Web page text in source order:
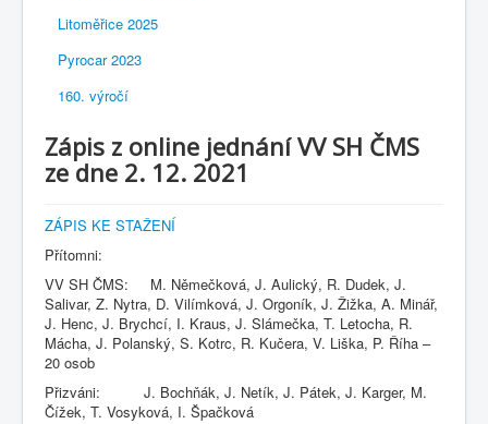
Litoměřice 2025
Pyrocar 2023
160. výročí
Zápis z online jednání VV SH ČMS
ze dne 2. 12. 2021
ZÁPIS KE STAŽENÍ
Přítomni:
VV SH ČMS: M. Němečková, J. Aulický, R. Dudek, J.
Salivar, Z. Nytra, D. Vilímková, J. Orgoník, J. Žižka, A. Minář,
J. Henc, J. Brychcí, I. Kraus, J. Slámečka, T. Letocha, R.
Mácha, J. Polanský, S. Kotrc, R. Kučera, V. Liška, P. Říha –
20 osob
Přizváni: J. Bochňák, J. Netík, J. Pátek, J. Karger, M.
Čížek, T. Vosyková, I. Špačková